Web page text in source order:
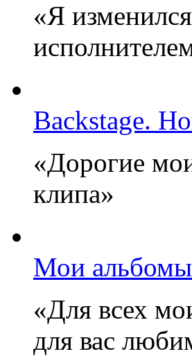
«Я
Backstage.
«Дорогие
клипа»
Мои альбомы
«Для всех
для вас